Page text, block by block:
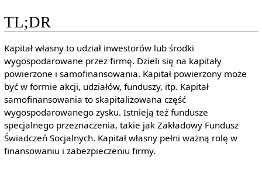
TL;DR
Kapitał własny to udział inwestorów lub środki
wygospodarowane przez firmę. Dzieli się na kapitały
powierzone i samofinansowania. Kapitał powierzony może
być w formie akcji, udziałów, funduszy, itp. Kapitał
samofinansowania to skapitalizowana część
wygospodarowanego zysku. Istnieją też fundusze
specjalnego przeznaczenia, takie jak Zakładowy Fundusz
Świadczeń Socjalnych. Kapitał własny pełni ważną rolę w
finansowaniu i zabezpieczeniu firmy.